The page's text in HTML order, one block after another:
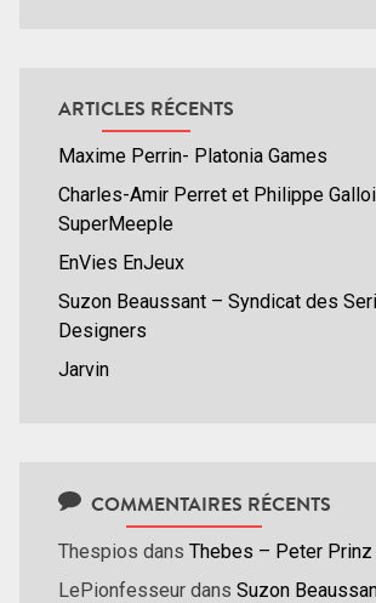
ARTICLES RÉCENTS
Maxime Perrin- Platonia Games
Charles-Amir Perret et Philippe
SuperMeeple
EnVies EnJeux
Suzon Beaussant – Syndicat des
Designers
Jarvin
COMMENTAIRES RÉCENTS
Thespios dans Thebes – Peter Prinz
LePionfesseur dans Suzon